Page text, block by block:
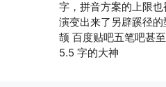
字，拼音方案的上限
演变出来了另辟蹊径
颉 百度贴吧五笔吧甚
5.5 字的大神